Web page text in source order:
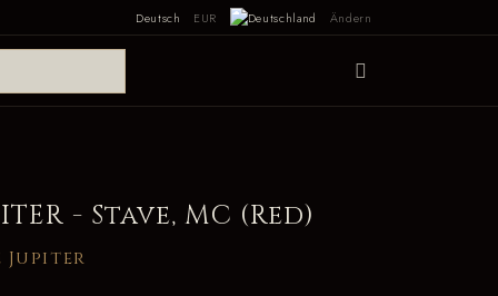
Deutsch EUR Ändern
- Stave, MC (Red)
Jupiter